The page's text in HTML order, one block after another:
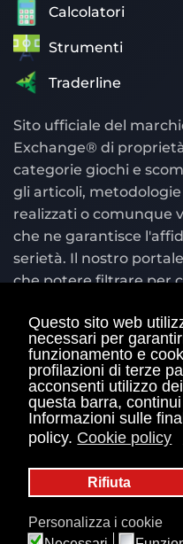
Questo sito web
necessari per
funzionamento e
profilazioni di terze
acconsenti utilizzo
questa barra,
Informazioni sulle
policy. Cookie policy
Rifiuta
Personalizza i cookie
Calcolatori
Strumenti
Traderline
Sito ufficiale del
Exchange® di
categorie giochi e
gli articoli,
realizzati o comunque
che ne garantisce
serietà. Il nostro
che potere filtrare per
situato in alto a destra.
© Copyright 2004 -
sito ufficiale Betting
registrato e di
01460210113 e piva
presenti nel sito. Il
anni e può causare
Informati sulle